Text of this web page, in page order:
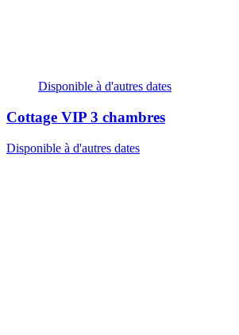
Disponible à d'autres dates
Cottage VIP 3 chambres
Disponible à d'autres dates